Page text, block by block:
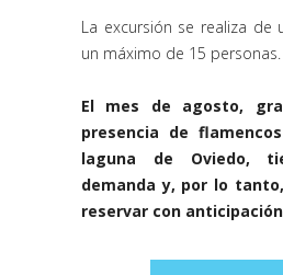
La excursión se realiza de
un máximo de 15 personas.
El mes de agosto,
presencia de
laguna de Oviedo,
demanda y, por lo
reservar con